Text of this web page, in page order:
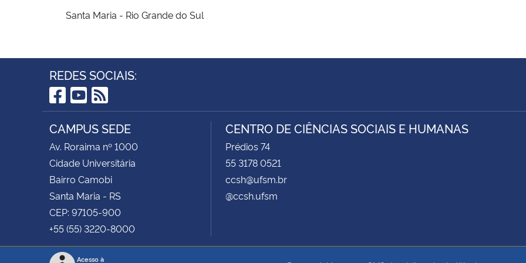
Santa Maria - Rio Grande do Sul
REDES SOCIAIS:
Facebook
YouTube
RSS
CAMPUS SEDE
Av. Roraima nº 1000
Cidade Universitária
Bairro Camobi
Santa Maria - RS
CEP: 97105-900
+55 (55) 3220-8000
CENTRO DE CIÊNCIAS SOCIAIS E HUMANAS
Prédios 74
55 3178 0521
ccsh@ufsm.br
@ccsh.ufsm
Acesso à